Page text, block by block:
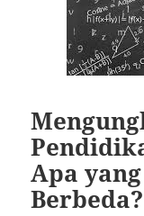
Apa
Berbeda?